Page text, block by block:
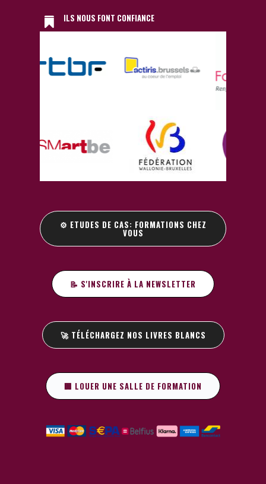
ILS NOUS FONT CONFIANCE
⚙️ ETUDES DE CAS: FORMATIONS CHEZ
VOUS
📝 S'INSCRIRE À LA NEWSLETTER
🚀 TÉLÉCHARGEZ NOS LIVRES BLANCS
🏢 LOUER UNE SALLE DE FORMATION